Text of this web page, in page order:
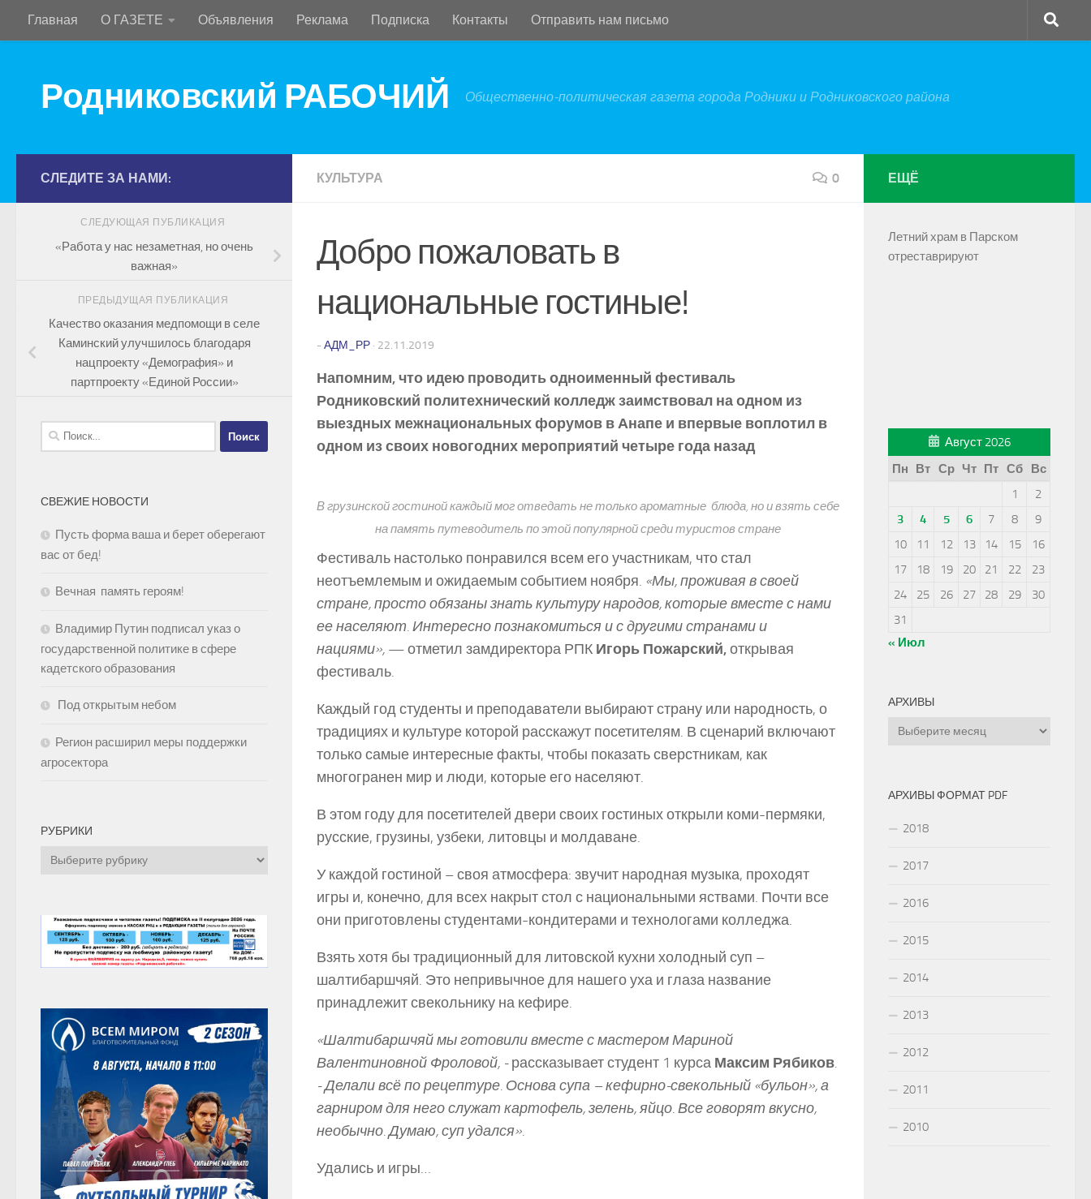
Перейти к содержимому
Главная О ГАЗЕТЕ Объявления Реклама Подписка Контакты Отправить нам письмо
Родниковский РАБОЧИЙ Общественно-политическая газета города Родники и Родниковского района
КУЛЬТУРА 0
Добро пожаловать в
национальные гостиные!
- АДМ_РР · 22.11.2019
Напомним, что идею проводить одноименный фестиваль
Родниковский политехнический колледж заимствовал на одном из
выездных межнациональных форумов в Анапе и впервые воплотил в
одном из своих новогодних мероприятий четыре года назад
В грузинской гостиной каждый мог отведать не только ароматные блюда, но и взять себе
на память путеводитель по этой популярной среди туристов стране
Фестиваль настолько понравился всем его участникам, что стал
неотъемлемым и ожидаемым событием ноября. «Мы, проживая в своей
стране, просто обязаны знать культуру народов, которые вместе с нами
ее населяют. Интересно познакомиться и с другими странами и
нациями», ­ — отметил замдиректора РПК Игорь Пожарский,открывая
фестиваль.
Каждый год студенты и преподаватели выбирают страну или народность, о
традициях и культуре которой расскажут посетителям. В сценарий включают
только самые интересные факты, чтобы показать сверстникам, как
многогранен мир и люди, которые его населяют.
В этом году для посетителей двери своих гостиных открыли коми-­пермяки,
русские, грузины, узбеки, литовцы и молдаване.
У каждой гостиной – своя атмосфера: звучит народная музыка, проходят
игры и, конечно, для всех накрыт стол с национальными яствами. Почти все
они приготовлены студентами­-кондитерами и технологами колледжа.
Взять хотя бы традиционный для литовской кухни холодный суп –
шалтибаршчяй. Это непривычное для нашего уха и глаза название
принадлежит свекольнику на кефире.
«Шалтибаршчяй мы готовили вместе с мастером Мариной
Валентиновной Фроловой, -­рассказывает студент 1 курса Максим Рябиков.
­- Делали всё по рецептуре. Основа супа – кефирно-­свекольный «бульон», а
гарниром для него служат картофель, зелень, яйцо. Все говорят вкусно,
необычно. Думаю, суп удался».
Удались и игры…
СЛЕДИТЕ ЗА НАМИ:
СЛЕДУЮЩАЯ ПУБЛИКАЦИЯ
«Работа у нас незаметная, но очень
важная»
ПРЕДЫДУЩАЯ ПУБЛИКАЦИЯ
Качество оказания медпомощи в селе
Каминский улучшилось благодаря
нацпроекту «Демография» и
партпроекту «Единой России»
Найти:
СВЕЖИЕ НОВОСТИ
Пусть форма ваша и берет оберегают
вас от бед!
Вечная память героям!
Владимир Путин подписал указ о
государственной политике в сфере
кадетского образования
Под открытым небом
Регион расширил меры поддержки
агросектора
РУБРИКИ
Рубрики
ЕЩЁ
Летний храм в Парском
отреставрируют
Август 2026
Пн
Вт Ср Чт Пт Сб
Вс
1
2
3
4 5 6 7 8
9
10
11 12 13 14 15
16
17
18 19 20 21 22
23
24
25 26 27 28 29
30
31
« Июл
АРХИВЫ
Архивы
АРХИВЫ ФОРМАТ PDF
2018
2017
2016
2015
2014
2013
2012
2011
2010